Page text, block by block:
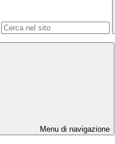
Menu di navigazione